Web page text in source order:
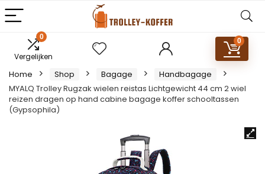
0
Vergelijken
0
Home Shop Bagage
Handbagage
MYALQ Trolley Rugzak wielen reistas Lichtgewicht 44 cm 2 wiel
reizen dragen op hand cabine bagage koffer schooltassen
(Gypsophila)